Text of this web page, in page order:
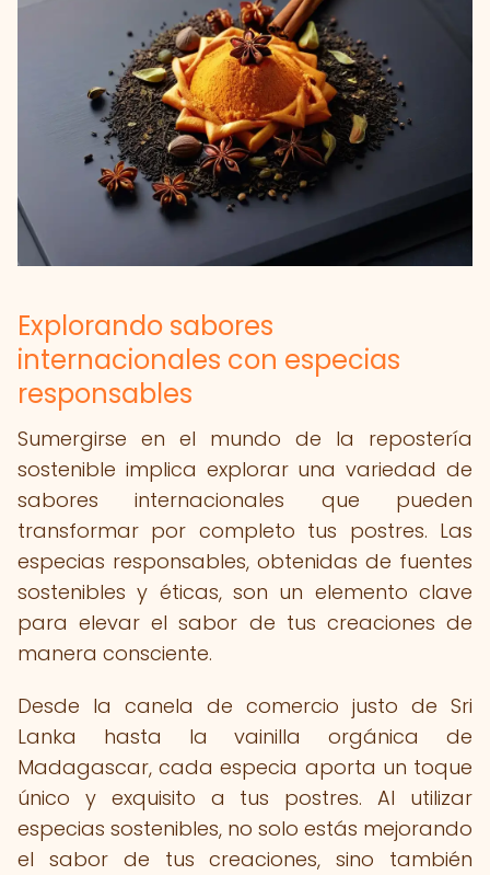
Explorando sabores
internacionales con especias
responsables
Sumergirse en el mundo de la repostería
sostenible implica explorar una variedad de
sabores internacionales que pueden
transformar por completo tus postres. Las
especias responsables, obtenidas de fuentes
sostenibles y éticas, son un elemento clave
para elevar el sabor de tus creaciones de
manera consciente.
Desde la canela de comercio justo de Sri
Lanka hasta la vainilla orgánica de
Madagascar, cada especia aporta un toque
único y exquisito a tus postres. Al utilizar
especias sostenibles, no solo estás mejorando
el sabor de tus creaciones, sino también